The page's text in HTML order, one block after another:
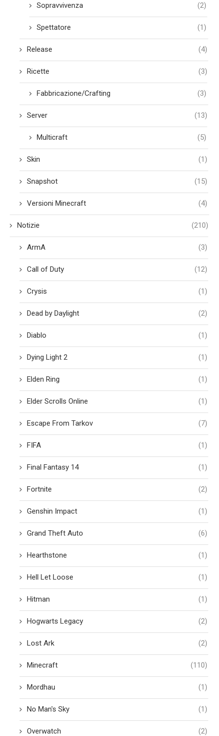
Sopravvivenza (2)
Spettatore (1)
Release (4)
Ricette (3)
Fabbricazione/Crafting (3)
Server (13)
Multicraft (5)
Skin (1)
Snapshot (15)
Versioni Minecraft (4)
Notizie (210)
ArmA (3)
Call of Duty (12)
Crysis (1)
Dead by Daylight (2)
Diablo (1)
Dying Light 2 (1)
Elden Ring (1)
Elder Scrolls Online (1)
Escape From Tarkov (7)
FIFA (1)
Final Fantasy 14 (1)
Fortnite (2)
Genshin Impact (1)
Grand Theft Auto (6)
Hearthstone (1)
Hell Let Loose (1)
Hitman (1)
Hogwarts Legacy (2)
Lost Ark (2)
Minecraft (110)
Mordhau (1)
No Man's Sky (1)
Overwatch (2)